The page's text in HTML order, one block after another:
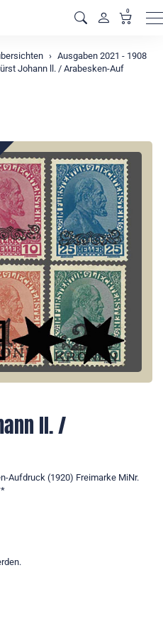
0
Ausgaben 2021 - 1908
Johann ll. / Arabesken-Auf
ll. /
Aufdruck (1920) Freimarke MiNr.